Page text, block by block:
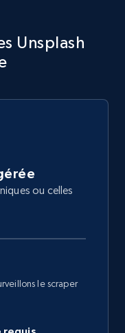
Unsplash
ou celles
le scraper